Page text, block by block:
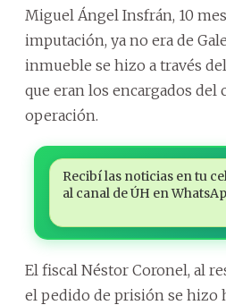
Miguel Ángel Insfrán, 10
imputación, ya no era de
inmueble se hizo a través
que eran los encargados del
operación.
Recibí las noticias en tu
al canal de ÚH en
El fiscal Néstor Coronel, al
el pedido de prisión se hizo